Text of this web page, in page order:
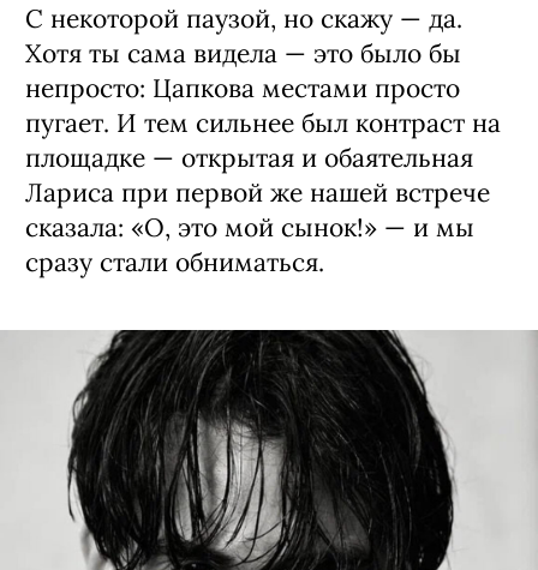
С некоторой паузой, но скажу — да.
Хотя ты сама видела — это было бы
непросто: Цапкова местами просто
пугает. И тем сильнее был контраст на
площадке — открытая и обаятельная
Лариса при первой же нашей встрече
сказала: «О, это мой сынок!» — и мы
сразу стали обниматься.